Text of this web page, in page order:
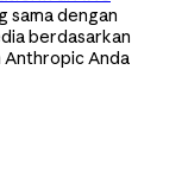
sama dengan
berdasarkan
Anthropic Anda